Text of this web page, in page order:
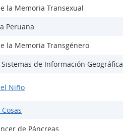
la Memoria Transexual
Peruana
la Memoria Transgénero
de Información Geográfica
Niño
de Páncreas